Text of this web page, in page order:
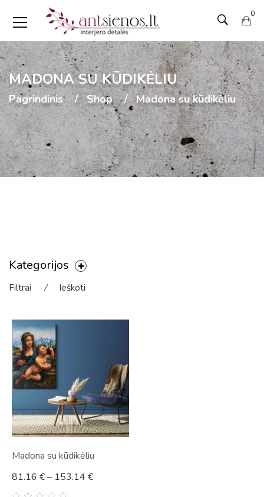
0
MADONA SU KŪDIKĖLIU
Pagrindinis Shop Madona su kūdikėliu
Kategorijos
Filtrai ⁄ Ieškoti
Madona su kūdikėliu
81.16 €– 153.14 €